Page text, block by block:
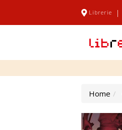
Librerie |
Home